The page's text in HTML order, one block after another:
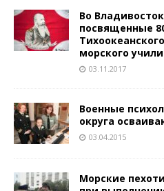
Во
посвященные
морского
03.11.2017
Военные
округа
03.04.2015
Морские